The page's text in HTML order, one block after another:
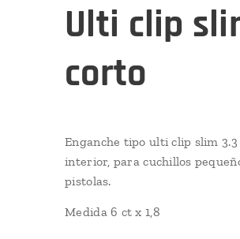
Ulti clip
corto
Enganche tipo ulti clip slim
interior, para cuchillos
pistolas.
Medida 6 ct x 1,8